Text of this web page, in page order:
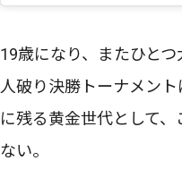
19歳になり、またひと
人破り決勝トーナメン
に残る黄金世代として
ない。